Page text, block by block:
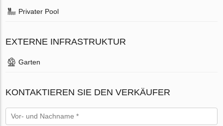
Privater Pool
EXTERNE INFRASTRUKTUR
Garten
KONTAKTIEREN SIE DEN VERKÄUFER